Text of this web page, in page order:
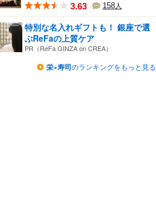
3.63 158人
特別な名入れギフトも！ 銀座で選
ぶReFaの上質ケア
PR（ReFa GINZA on CREA）
栄×寿司のランキングをもっと見る